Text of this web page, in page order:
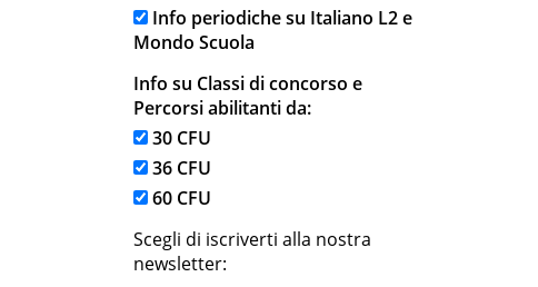
Info periodiche su Italiano L2 e
Mondo Scuola
Info su Classi di concorso e
Percorsi abilitanti da:
30 CFU
36 CFU
60 CFU
Scegli di iscriverti alla nostra
newsletter: